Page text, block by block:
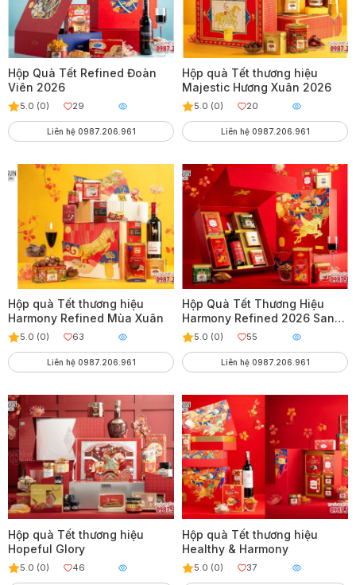
Hộp Quà Tết Refined Đoàn
Viên 2026
5.0 (0) 29
Liên hệ 0987.206.961
Hộp quà Tết thương hiệu
Majestic Hương Xuân 2026
5.0 (0) 20
Liên hệ 0987.206.961
Hộp quà Tết thương hiệu
Harmony Refined Mùa Xuân
5.0 (0) 63
Liên hệ 0987.206.961
Hộp Quà Tết Thương Hiệu
Harmony Refined 2026 Sang
Trọng
5.0 (0) 55
Liên hệ 0987.206.961
Hộp quà Tết thương hiệu
Hopeful Glory
5.0 (0) 46
Hộp quà Tết thương hiệu
Healthy & Harmony
5.0 (0) 37